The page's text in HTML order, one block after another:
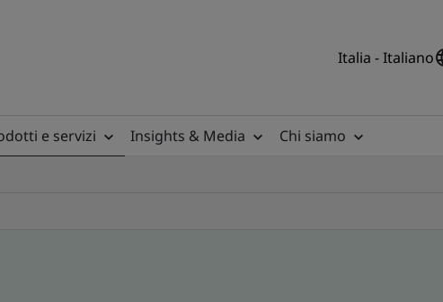
Italia - Italiano
e servizi Insights & Media
Chi siamo